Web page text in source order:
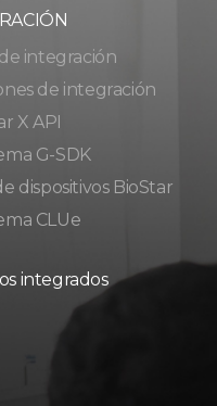
integración
de integración
X API
G-SDK
dispositivos BioStar
CLUe
integrados